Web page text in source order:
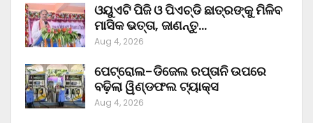
ଓୟୁଏଟି ପିଜି ଓ ପିଏଚ୍‌ଡି ଛାତ୍ରଙ୍କୁ ମିଳିବ
ମାସିକ ଭତ୍ତା, ଜାଣନ୍ତୁ…
Aug 4, 2026
ପେଟ୍ରୋଲ-ଡିଜେଲ ରପ୍ତାନି ଉପରେ
ବଢ଼ିଲା ୱିଣ୍ଡଫଲ ଟ୍ୟାକ୍ସ
Aug 4, 2026